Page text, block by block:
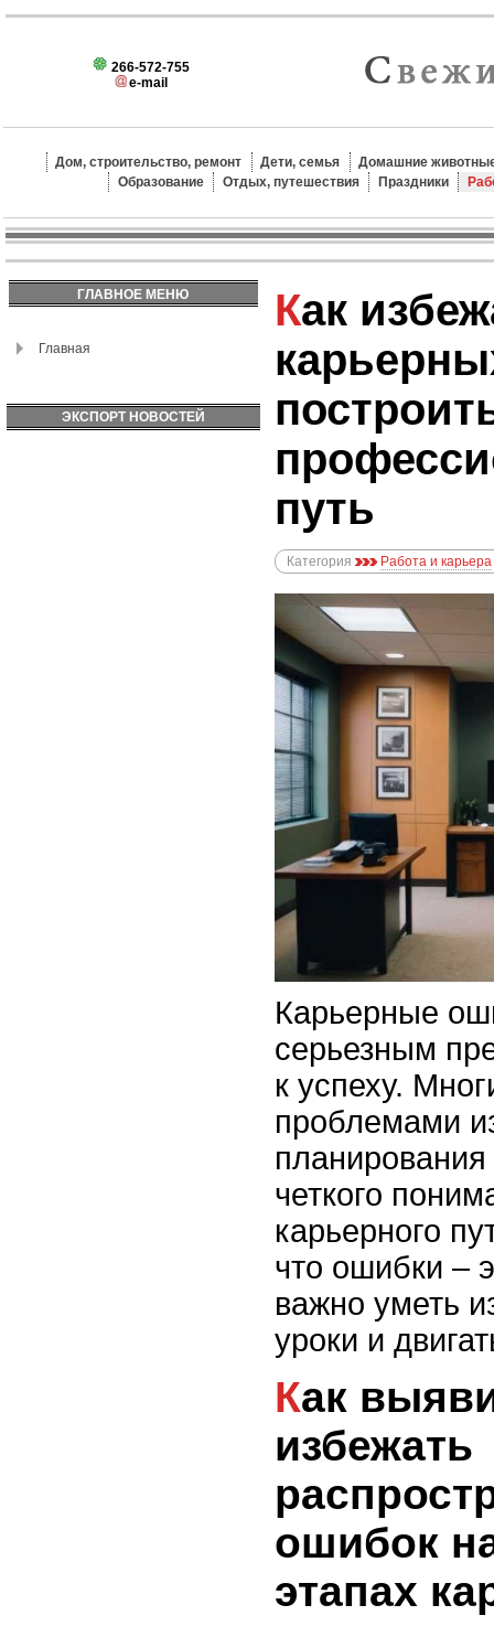
266-572-755
e-mail
Дом, строительство, ремонт Дети, семья
Домашние
Образование
Отдых, путешествия Праздники
ГЛАВНОЕ МЕНЮ
Главная
ЭКСПОРТ НОВОСТЕЙ
Как избежать
путь
Категория Работа и карьера
Карьерные
серьезным
к успеху.
проблемами
планирования
четкого
карьерного
что ошибки –
важно уметь
уроки и
Как выявить и
избежать
ошибок
этапах